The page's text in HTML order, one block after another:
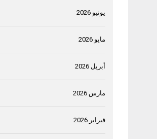
يونيو 2026
مايو 2026
أبريل 2026
مارس 2026
فبراير 2026